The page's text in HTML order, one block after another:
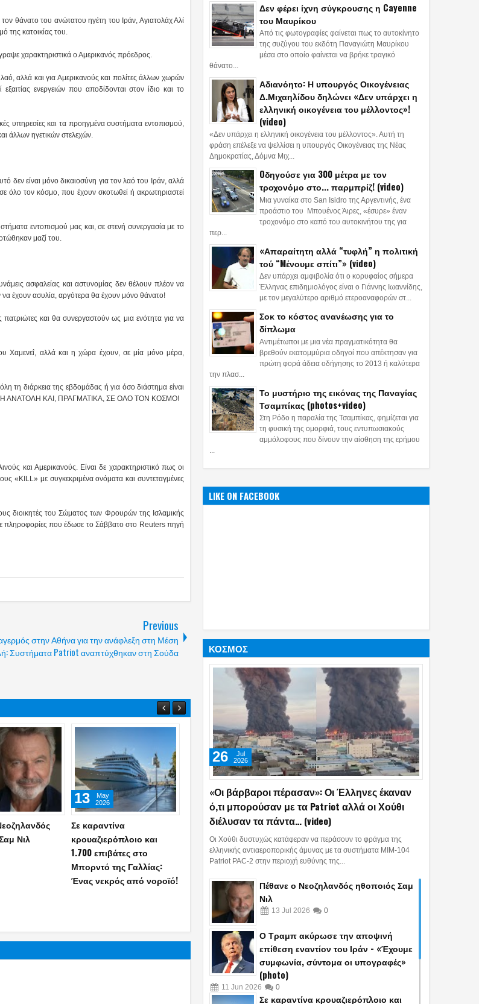
θάνατο του ανώτατου ηγέτη του Ιράν, Αγιατολάχ Αλί
της κατοικίας του.
χαρακτηριστικά ο Αμερικανός πρόεδρος.
αλλά και για Αμερικανούς και πολίτες άλλων χωρών
ενεργειών που αποδίδονται στον ίδιο και το
υπηρεσίες και τα προηγμένα συστήματα εντοπισμού,
άλλων ηγετικών στελεχών.
δεν είναι μόνο δικαιοσύνη για τον λαό του Ιράν, αλλά
όλο τον κόσμο, που έχουν σκοτωθεί ή ακρωτηριαστεί
εντοπισμού μας και, σε στενή συνεργασία με το
μαζί του.
ασφαλείας και αστυνομίας δεν θέλουν πλέον να
έχουν ασυλία, αργότερα θα έχουν μόνο θάνατο!
και θα συνεργαστούν ως μια ενότητα για να
Χαμενεΐ, αλλά και η χώρα έχουν, σε μία μόνο μέρα,
τη διάρκεια της εβδομάδας ή για όσο διάστημα είναι
ΑΝΑΤΟΛΗ ΚΑΙ, ΠΡΑΓΜΑΤΙΚΑ, ΣΕ ΟΛΟ ΤΟΝ ΚΟΣΜΟ!
και Αμερικανούς. Είναι δε χαρακτηριστικό πως οι
«KILL» με συγκεκριμένα ονόματα και συντεταγμένες
διοικητές του Σώματος των Φρουρών της Ισλαμικής
πληροφορίες που έδωσε το Σάββατο στο Reuters πηγή
Previous
στην Αθήνα για την ανάφλεξη στη Μέση
Συστήματα Patriot αναπτύχθηκαν στη Σούδα
ε.α.:
Ισραήλ θα
Συστοιχία Patriot
μεταφέρεται στην
Κάρπαθο!
03
Mar
2026
Ο Τραμπ ακύρωσε την
αποψινή επίθεση
εναντίον του Ιράν -
«Έχουμε συμφωνία,
σύντομα οι υπογραφές»
Jun
2026
«Οι βάρβαροι πέρασαν»:
Οι Έλληνες έκαναν ό,τι
μπορούσαν με τα Patriot
αλλά οι Χούθι διέλυσαν τα
πάντα… (video)
26
Jul
2026
Δεν φέρει ίχνη σύγκρουσης η Cayenne
του Μαυρίκου
Από τις φωτογραφίες φαίνεται πως το αυτοκίνητο
της συζύγου του εκδότη Παναγιώτη Μαυρίκου
μέσα στο οποίο φαίνεται να βρήκε τραγικό
θάνατο...
Αδιανόητο: Η υπουργός Οικογένειας
Δ.Μιχαηλίδου δηλώνει «Δεν υπάρχει η
ελληνική οικογένεια του μέλλοντος»!
(video)
«Δεν υπάρχει η ελληνική οικογένεια του μέλλοντος». Αυτή τη
φράση επέλεξε να ψελλίσει η υπουργός Οικογένειας της Νέας
Δημοκρατίας, Δόμνα Μιχ...
Oδηγούσε για 300 μέτρα με τον
τροχονόμο στο... παρμπρίζ! (video)
Μια γυναίκα στο San Isidro της Αργεντινής, ένα
προάστιο του Μπουένος Άιρες, «έσυρε» έναν
τροχονόμο στο καπό του αυτοκινήτου της για
περ...
«Απαραίτητη αλλά “τυφλή” η πολιτική
τού “Mένουμε σπίτι”» (video)
Δεν υπάρχει αμφιβολία ότι ο κορυφαίος σήμερα
Έλληνας επιδημιολόγος είναι ο Γιάννης Ιωαννίδης,
με τον μεγαλύτερο αριθμό ετεροαναφορών στ...
Σοκ το κόστος ανανέωσης για το
δίπλωμα
Αντιμέτωποι με μια νέα πραγματικότητα θα
βρεθούν εκατομμύρια οδηγοί που απέκτησαν για
πρώτη φορά άδεια οδήγησης το 2013 ή καλύτερα
την πλασ...
Το μυστήριο της εικόνας της Παναγίας
Τσαμπίκας (photos+video)
Στη Ρόδο η παραλία της Τσαμπίκας, φημίζεται για
τη φυσική της ομορφιά, τους εντυπωσιακούς
αμμόλοφους που δίνουν την αίσθηση της ερήμου
...
LIKE ON FACEBOOK
ΚΟΣΜΟΣ
«Οι βάρβαροι πέρασαν»: Οι Έλληνες έκαναν
ό,τι μπορούσαν με τα Patriot αλλά οι Χούθι
διέλυσαν τα πάντα… (video)
26
Jul
2026
Οι Χούθι δυστυχώς κατάφεραν να περάσουν το φράγμα της
ελληνικής αντιαεροπορικής άμυνας με τα συστήματα MIM-104
Patriot PAC-2 στην περιοχή ευθύνης της...
Πέθανε ο Νεοζηλανδός ηθοποιός Σαμ
Νιλ
13 Jul 2026 0
Ο Τραμπ ακύρωσε την αποψινή
επίθεση εναντίον του Ιράν - «Έχουμε
συμφωνία, σύντομα οι υπογραφές»
(photo)
11 Jun 2026 0
Σε καραντίνα κρουαζιερόπλοιο και